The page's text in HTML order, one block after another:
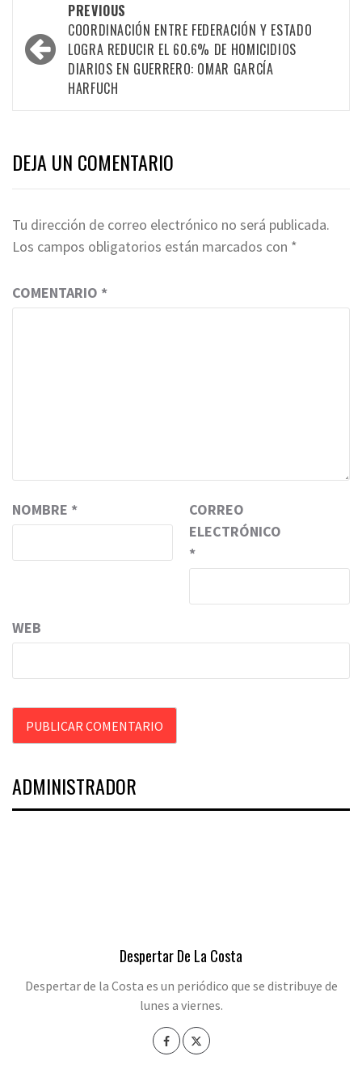
navigation
PREVIOUS
COORDINACIÓN ENTRE FEDERACIÓN Y ESTADO
LOGRA REDUCIR EL 60.6% DE HOMICIDIOS
DIARIOS EN GUERRERO: OMAR GARCÍA
HARFUCH
DEJA UN COMENTARIO
Tu dirección de correo electrónico no será publicada.
Los campos obligatorios están marcados con *
COMENTARIO *
NOMBRE *
CORREO
ELECTRÓNICO
*
WEB
ADMINISTRADOR
Despertar De La Costa
Despertar de la Costa es un periódico que se distribuye de
lunes a viernes.